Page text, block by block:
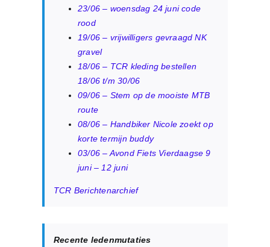
23/06 – woensdag 24 juni code
rood
19/06 – vrijwilligers gevraagd NK
gravel
18/06 – TCR kleding bestellen
18/06 t/m 30/06
09/06 – Stem op de mooiste MTB
route
08/06 – Handbiker Nicole zoekt op
korte termijn buddy
03/06 – Avond Fiets Vierdaagse 9
juni – 12 juni
TCR Berichtenarchief
Recente ledenmutaties